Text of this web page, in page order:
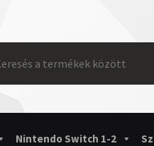
Nintendo Switch 1-2